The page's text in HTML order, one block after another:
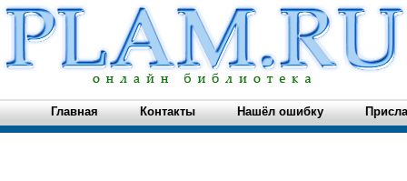
Главная Контакты Нашёл ошибку